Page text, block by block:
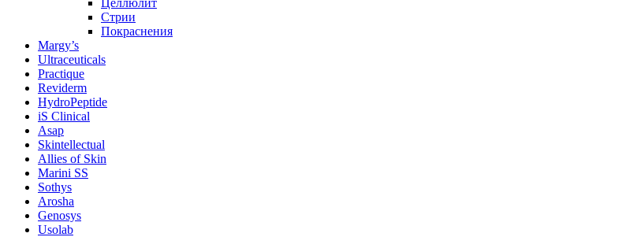
Целлюлит
Стрии
Покраснения
Margy’s
Ultraceuticals
Practique
Reviderm
HydroPeptide
iS Clinical
Asap
Skintellectual
Allies of Skin
Marini SS
Sothys
Arosha
Genosys
Usolab